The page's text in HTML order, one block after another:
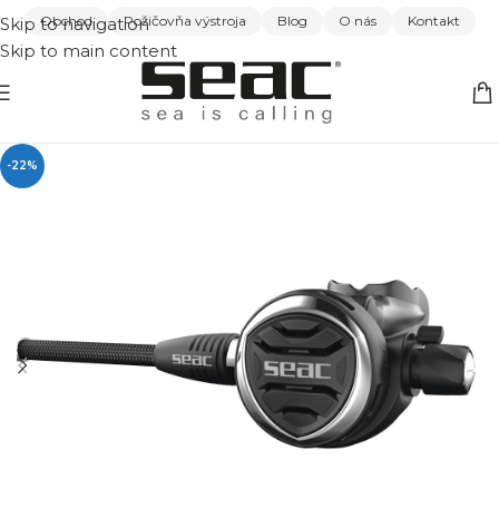
Skip to navigation
Skip to main content
Obchod Požičovňa výstroja Blog O nás Kontakt
-22%